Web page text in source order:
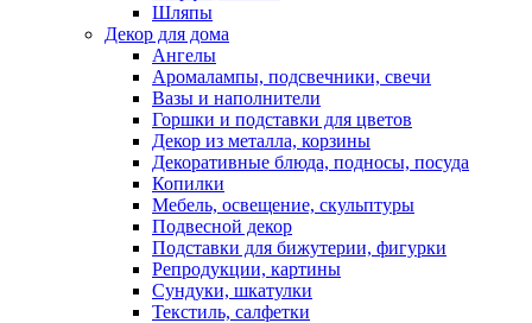
Шляпы
Декор для дома
Ангелы
Аромалампы, подсвечники, свечи
Вазы и наполнители
Горшки и подставки для цветов
Декор из металла, корзины
Декоративные блюда, подносы, посуда
Копилки
Мебель, освещение, скульптуры
Подвесной декор
Подставки для бижутерии, фигурки
Репродукции, картины
Сундуки, шкатулки
Текстиль, салфетки